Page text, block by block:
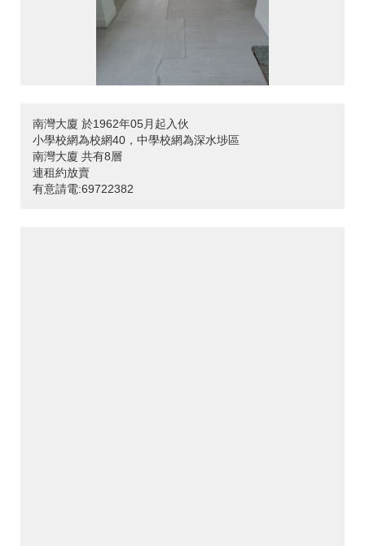
南灣大廈 於1962年05月起入伙
小學校網為校網40，中學校網為深水埗區
南灣大廈 共有8層
連租約放賣
有意請電:69722382